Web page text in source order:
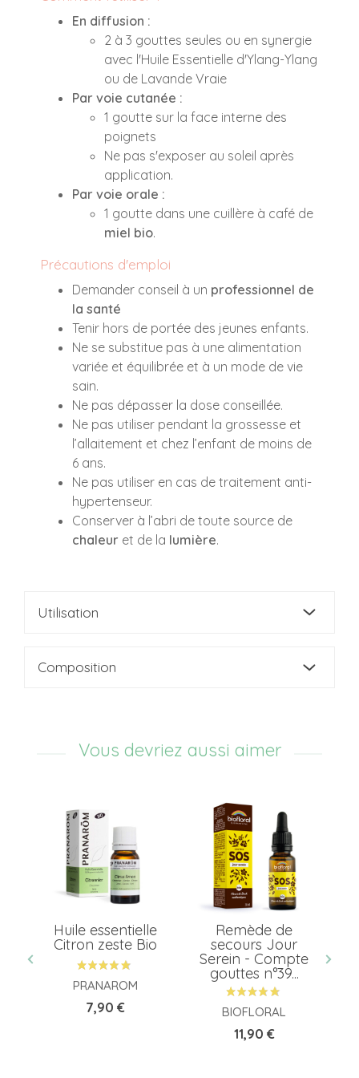
En diffusion :
2 à 3 gouttes seules ou en synergie
avec l'Huile Essentielle d'Ylang-Ylang
ou de Lavande Vraie
Par voie cutanée :
1 goutte sur la face interne des
poignets
Ne pas s'exposer au soleil après
application.
Par voie orale :
1 goutte dans une cuillère à café de
miel bio.
Précautions d'emploi
Demander conseil à un professionnel de
la santé
Tenir hors de portée des jeunes enfants.
Ne se substitue pas à une alimentation
variée et équilibrée et à un mode de vie
sain.
Ne pas dépasser la dose conseillée.
Ne pas utiliser pendant la grossesse et
l’allaitement et chez l’enfant de moins de
6 ans.
Ne pas utiliser en cas de traitement anti-
hypertenseur.
Conserver à l’abri de toute source de
chaleur et de la lumière.
Utilisation
Composition
Vous devriez aussi aimer
Huile essentielle
Citron zeste Bio
PRANAROM
Prix
7,90 €
Remède de
secours Jour
Serein - Compte
gouttes n°39...
BIOFLORAL
Prix
11,90 €